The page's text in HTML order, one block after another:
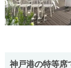
神戸港の特等席